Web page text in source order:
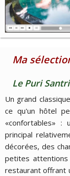
Ma
Le Puri
Un grand
ce qu'un hôtel
«confortables» :
principal
décorées, des
petites
restaurant offrant